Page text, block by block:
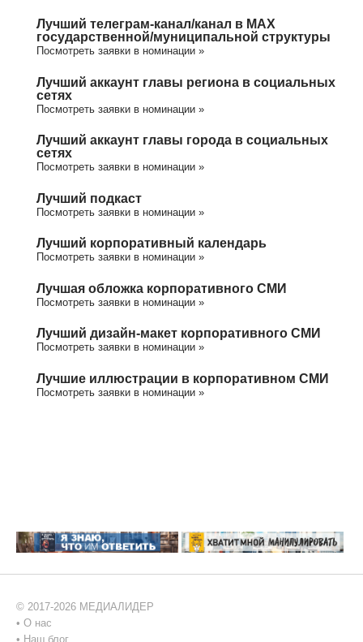
Лучший телеграм-канал/канал в МАХ
государственной/муниципальной структуры
Посмотреть заявки в номинации »
Лучший аккаунт главы региона в социальных
сетях
Посмотреть заявки в номинации »
Лучший аккаунт главы города в социальных
сетях
Посмотреть заявки в номинации »
Лучший подкаст
Посмотреть заявки в номинации »
Лучший корпоративный календарь
Посмотреть заявки в номинации »
Лучшая обложка корпоративного СМИ
Посмотреть заявки в номинации »
Лучший дизайн-макет корпоративного СМИ
Посмотреть заявки в номинации »
Лучшие иллюстрации в корпоративном СМИ
Посмотреть заявки в номинации »
© 2017-2026 МЕДИАЛИДЕР
• О нас
• Наш блог